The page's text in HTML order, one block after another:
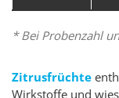
* Bei Probenzahl
Zitrusfrüchte
Wirkstoffe und